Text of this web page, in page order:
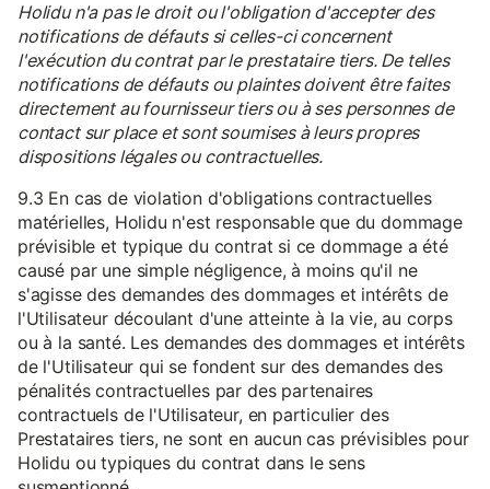
Holidu n'a pas le droit ou l'obligation d'accepter des
notifications de défauts si celles-ci concernent
l'exécution du contrat par le prestataire tiers. De telles
notifications de défauts ou plaintes doivent être faites
directement au fournisseur tiers ou à ses personnes de
contact sur place et sont soumises à leurs propres
dispositions légales ou contractuelles.
9.3 En cas de violation d'obligations contractuelles
matérielles, Holidu n'est responsable que du dommage
prévisible et typique du contrat si ce dommage a été
causé par une simple négligence, à moins qu'il ne
s'agisse des demandes des dommages et intérêts de
l'Utilisateur découlant d'une atteinte à la vie, au corps
ou à la santé. Les demandes des dommages et intérêts
de l'Utilisateur qui se fondent sur des demandes des
pénalités contractuelles par des partenaires
contractuels de l'Utilisateur, en particulier des
Prestataires tiers, ne sont en aucun cas prévisibles pour
Holidu ou typiques du contrat dans le sens